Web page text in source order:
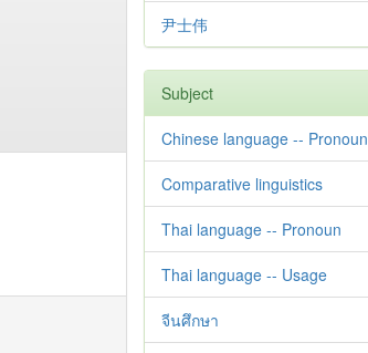
尹士伟
Subject
Chinese language -- Pronoun
Comparative linguistics
Thai language -- Pronoun
Thai language -- Usage
จีนศึกษา